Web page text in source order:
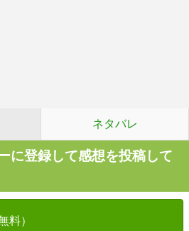
ネタバレ
に登録して感想を投稿して
料）